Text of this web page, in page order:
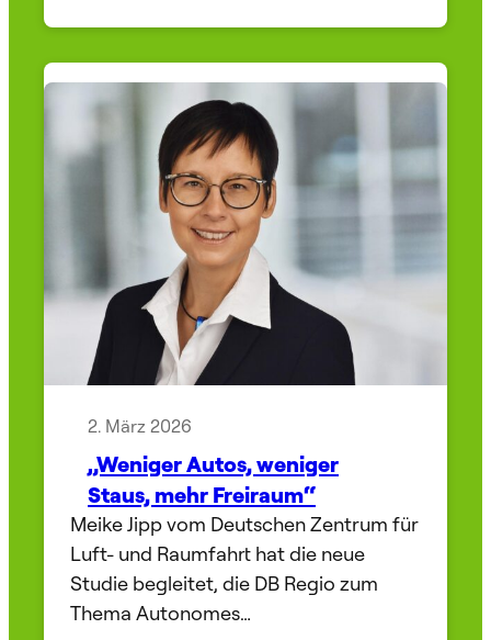
2. März 2026
„Weniger Autos, weniger
Staus, mehr Freiraum“
Meike Jipp vom Deutschen Zentrum für
Luft- und Raumfahrt hat die neue
Studie begleitet, die DB Regio zum
Thema Autonomes…